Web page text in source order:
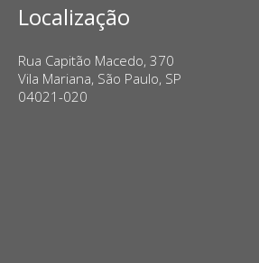
Localização
Rua Capitão Macedo, 370
Vila Mariana, São Paulo, SP
04021-020